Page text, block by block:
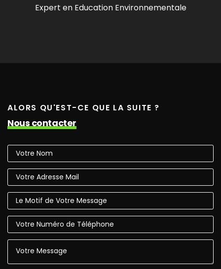
Expert en Education Environnementale
ALORS QU'EST-CE QUE LA SUITE ?
Nous contacter